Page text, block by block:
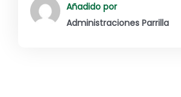
Añadido por
Administraciones Parrilla